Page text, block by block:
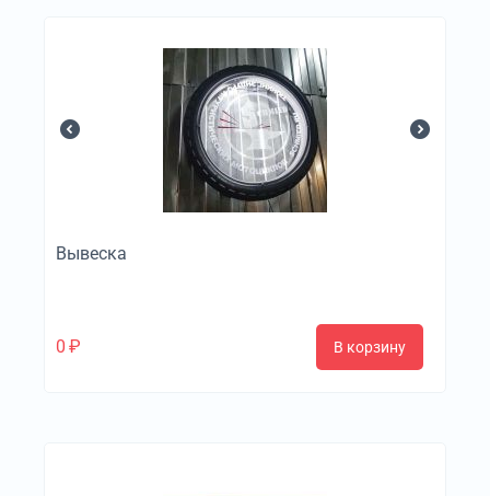
Вывеска
0 ₽ В корзину